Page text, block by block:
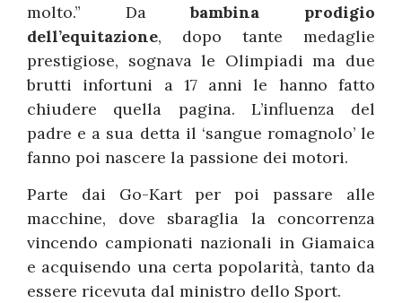
molto.” Dabambina prodigio
dell’equitazione, dopo tante medaglie
prestigiose, sognava le Olimpiadi ma due
brutti infortuni a 17 anni le hanno fatto
chiudere quella pagina. L’influenza del
padre e a sua detta il ‘sangue romagnolo’ le
fanno poi nascere la passione dei motori.
Parte dai Go-Kart per poi passare alle
macchine, dove sbaraglia la concorrenza
vincendo campionati nazionali in Giamaica
e acquisendo una certa popolarità, tanto da
essere ricevuta dal ministro dello Sport.